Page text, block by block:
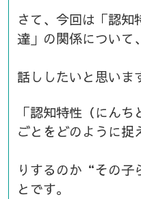
さて、今回は「認知
達」の関
わかり
話ししたいと思いま
「認知特性（にん
ごとをどのよ
考えた
りするのか“その子
と